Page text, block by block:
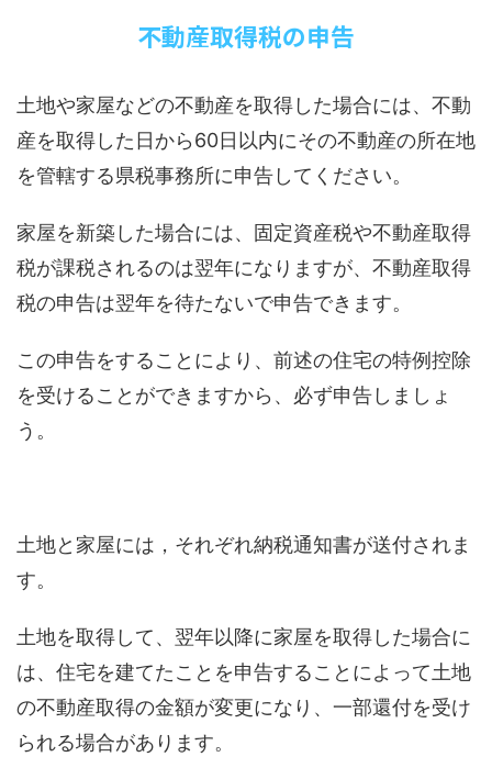
不動産取得税の申告
土地や家屋などの不動産を取得した場合には、不動
産を取得した日から60日以内にその不動産の所在地
を管轄する県税事務所に申告してください。
家屋を新築した場合には、固定資産税や不動産取得
税が課税されるのは翌年になりますが、不動産取得
税の申告は翌年を待たないで申告できます。
この申告をすることにより、前述の住宅の特例控除
を受けることができますから、必ず申告しましょ
う。
土地と家屋には，それぞれ納税通知書が送付されま
す。
土地を取得して、翌年以降に家屋を取得した場合に
は、住宅を建てたことを申告することによって土地
の不動産取得の金額が変更になり、一部還付を受け
られる場合があります。